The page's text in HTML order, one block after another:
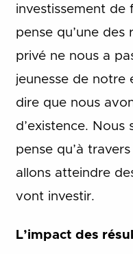
investissement de
pense qu’une des
privé ne nous a
jeunesse de notre
dire que nous
d’existence. Nous
pense qu’à
allons atteindre
vont investir.
L’impact des